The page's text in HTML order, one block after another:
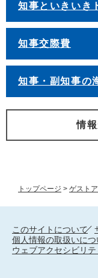
トップページ > ゲスト
知事といきいき
知事交際費
知事・副知事の
情
このサイトについて
個人情報の取扱いにつ
ウェブアクセシビリテ